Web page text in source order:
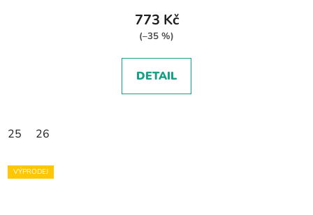
773 Kč
(–35 %)
DETAIL
25 26
VÝPRODEJ